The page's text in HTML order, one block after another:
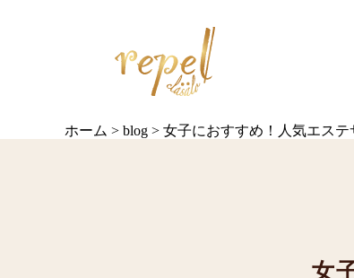
ホーム > blog > 女子におすすめ！人気エス
女